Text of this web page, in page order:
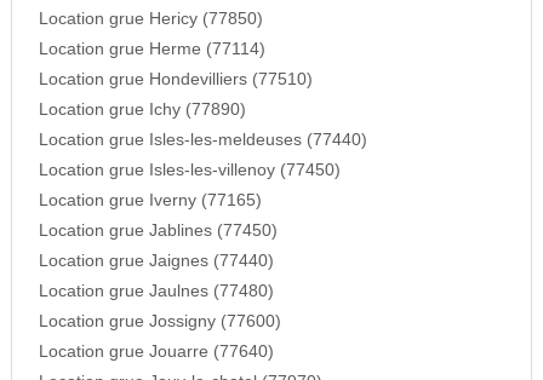
Location grue Hericy (77850)
Location grue Herme (77114)
Location grue Hondevilliers (77510)
Location grue Ichy (77890)
Location grue Isles-les-meldeuses (77440)
Location grue Isles-les-villenoy (77450)
Location grue Iverny (77165)
Location grue Jablines (77450)
Location grue Jaignes (77440)
Location grue Jaulnes (77480)
Location grue Jossigny (77600)
Location grue Jouarre (77640)